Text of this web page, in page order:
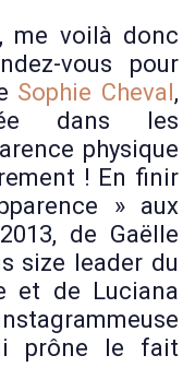
me voilà donc
vous pour
Sophie Cheval,
dans les
physique
! En finir
» aux
de Gaëlle
size leader du
et de Luciana
prône le fait